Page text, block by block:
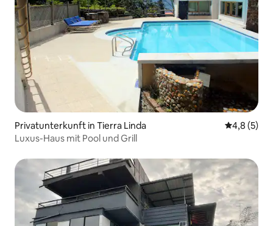
Privatunterkunft in Tierra Linda
4,8 (5)
Luxus-Haus mit Pool und Grill